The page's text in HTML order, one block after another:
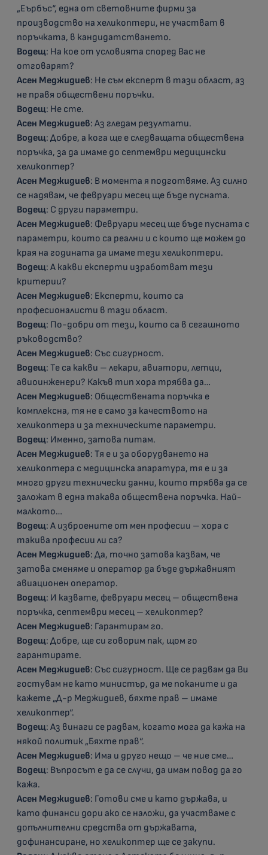
„Еърбъс“, една от световните фирми за
производство на хеликоптери, не участват в
поръчката, в кандидатстването.
Водещ: На кое от условията според Вас не
отговарят?
Асен Меджидиев: Не съм експерт в тази област, аз
не правя обществени поръчки.
Водещ: Не сте.
Асен Меджидиев: Аз гледам резултати.
Водещ: Добре, а кога ще е следващата обществена
поръчка, за да имаме до септември медицински
хеликоптер?
Асен Меджидиев: В момента я подготвяме. Аз силно
се надявам, че февруари месец ще бъде пусната.
Водещ: С други параметри.
Асен Меджидиев: Февруари месец ще бъде пусната с
параметри, които са реални и с които ще можем до
края на годината да имаме тези хеликоптери.
Водещ: А какви експерти изработват тези
критерии?
Асен Меджидиев: Експерти, които са
професионалисти в тази област.
Водещ: По-добри от тези, които са в сегашното
ръководство?
Асен Меджидиев: Със сигурност.
Водещ: Те са какви – лекари, авиатори, летци,
авиоинженери? Какъв тип хора трябва да…
Асен Меджидиев: Обществената поръчка е
комплексна, тя не е само за качеството на
хеликоптера и за техническите параметри.
Водещ: Именно, затова питам.
Асен Меджидиев: Тя е и за оборудването на
хеликоптера с медицинска апаратура, тя е и за
много други технически данни, които трябва да се
заложат в една такава обществена поръчка. Най-
малкото…
Водещ: А изброените от мен професии – хора с
такива професии ли са?
Асен Меджидиев: Да, точно затова казвам, че
затова сменяме и оператор да бъде държавният
авиационен оператор.
Водещ: И казвате, февруари месец – обществена
поръчка, септември месец – хеликоптер?
Асен Меджидиев: Гарантирам го.
Водещ: Добре, ще си говорим пак, щом го
гарантирате.
Асен Меджидиев: Със сигурност. Ще се радвам да Ви
гостувам не като министър, да ме поканите и да
кажете „Д-р Меджидиев, бяхте прав – имаме
хеликоптер“.
Водещ: Аз винаги се радвам, когато мога да кажа на
някой политик „Бяхте прав“.
Асен Меджидиев: Има и друго нещо – че ние сме…
Водещ: Въпросът е да се случи, да имам повод да го
кажа.
Асен Меджидиев: Готови сме и като държава, и
като финанси дори ако се наложи, да участваме с
допълнителни средства от държавата,
дофинансиране, но хеликоптер ще се закупи.